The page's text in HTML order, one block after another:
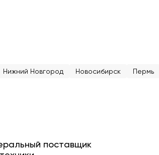
Нижний Новгород Новосибирск Пермь
поставщик